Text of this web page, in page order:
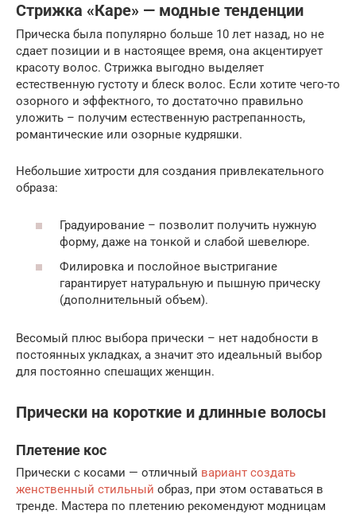
Стрижка «Каре» — модные тенденции
Прическа была популярно больше 10 лет назад, но не
сдает позиции и в настоящее время, она акцентирует
красоту волос. Стрижка выгодно выделяет
естественную густоту и блеск волос. Если хотите чего-то
озорного и эффектного, то достаточно правильно
уложить – получим естественную растрепанность,
романтические или озорные кудряшки.
Небольшие хитрости для создания привлекательного
образа:
Градуирование – позволит получить нужную
форму, даже на тонкой и слабой шевелюре.
Филировка и послойное выстригание
гарантирует натуральную и пышную прическу
(дополнительный объем).
Весомый плюс выбора прически – нет надобности в
постоянных укладках, а значит это идеальный выбор
для постоянно спешащих женщин.
Прически на короткие и длинные волосы
Плетение кос
Прически с косами — отличный вариант создать
женственный стильный образ, при этом оставаться в
тренде. Мастера по плетению рекомендуют модницам